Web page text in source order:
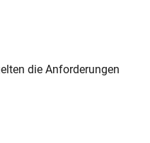
die Anforderungen